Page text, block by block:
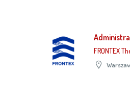
FRONTEX